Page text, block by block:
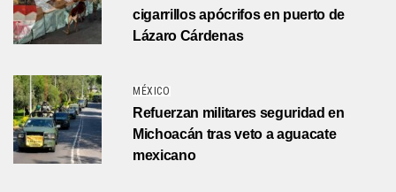
cigarrillos apócrifos en puerto de
Lázaro Cárdenas
MÉXICO
Refuerzan militares seguridad en
Michoacán tras veto a aguacate
mexicano